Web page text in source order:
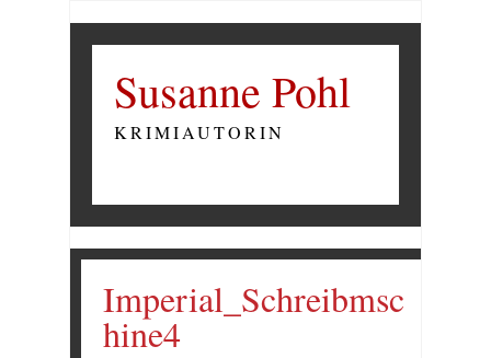
Susanne Pohl
KRIMIAUTORIN
Imperial_Schreibmsc
hine4